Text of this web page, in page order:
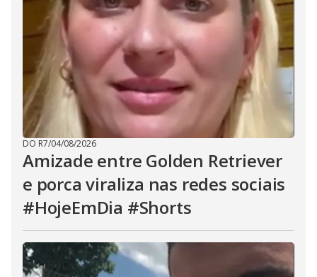
DO R7/04/08/2026
Amizade entre Golden Retriever
e porca viraliza nas redes sociais
#HojeEmDia #Shorts